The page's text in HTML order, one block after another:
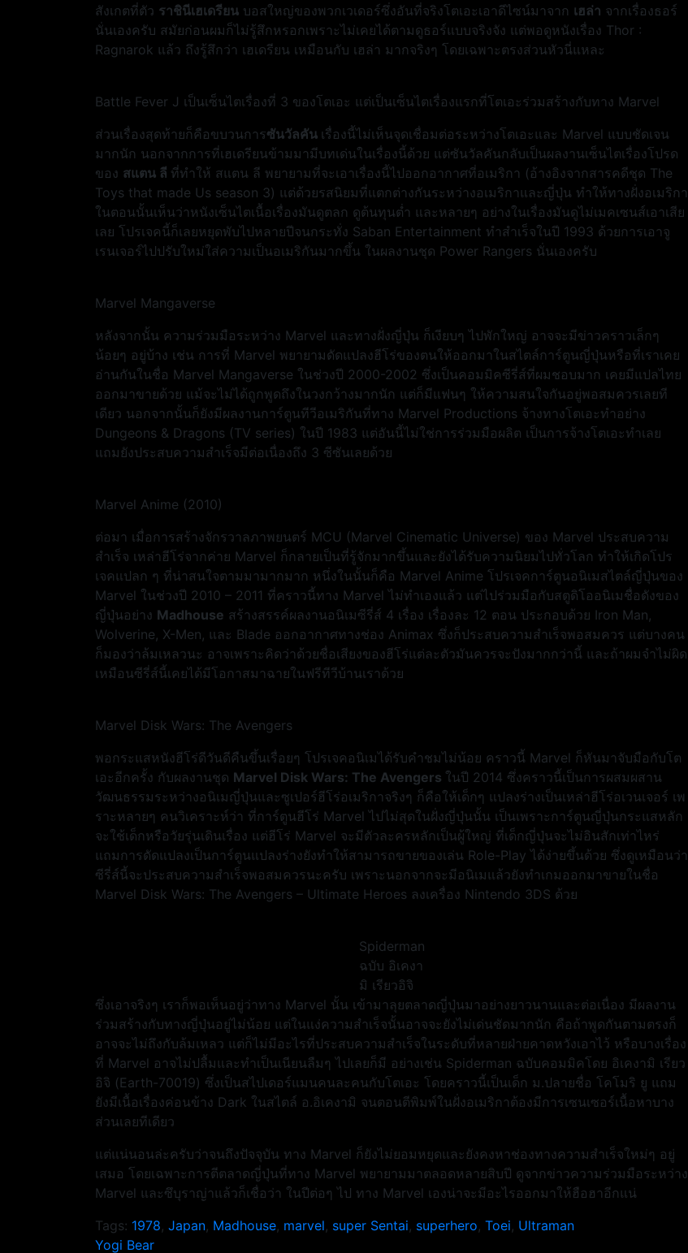
สังเกตที่ตัว ราชินีเฮเดรียน บอสใหญ่ของพวกเวเดอร์ซึ่งอันที่จริงโตเอะเอาดีไซน์มาจาก เฮล่า จากเรื่องธอร์
นั่นเองครับ สมัยก่อนผมก็ไม่รู้สึกหรอกเพราะไม่เคยได้ตามดูธอร์แบบจริงจัง แต่พอดูหนังเรื่อง Thor :
Ragnarok แล้ว ถึงรู้สึกว่า เฮเดรียน เหมือนกับ เฮล่า มากจริงๆ โดยเฉพาะตรงส่วนหัวนี่แหละ
Battle Fever J เป็นเซ็นไตเรื่องที่ 3 ของโตเอะ แต่เป็นเซ็นไตเรื่องแรกที่โตเอะร่วมสร้างกับทาง Marvel
ส่วนเรื่องสุดท้ายก็คือขบวนการซันวัลคัน เรื่องนี้ไม่เห็นจุดเชื่อมต่อระหว่างโตเอะและ Marvel แบบชัดเจน
มากนัก นอกจากการที่เฮเดรียนข้ามมามีบทเด่นในเรื่องนี้ด้วย แต่ซันวัลคันกลับเป็นผลงานเซ็นไตเรื่องโปรด
ของ สแตน ลี ที่ทำให้ สแตน ลี พยายามที่จะเอาเรื่องนี้ไปออกอากาศที่อเมริกา (อ้างอิงจากสารคดีชุด The
Toys that made Us season 3) แต่ด้วยรสนิยมที่แตกต่างกันระหว่างอเมริกาและญี่ปุ่น ทำให้ทางฝั่งอเมริกา
ในตอนนั้นเห็นว่าหนังเซ็นไตเนื้อเรื่องมันดูตลก ดูต้นทุนต่ำ และหลายๆ อย่างในเรื่องมันดูไม่เมคเซนส์เอาเสีย
เลย โปรเจคนี้ก็เลยหยุดพับไปหลายปีจนกระทั่ง Saban Entertainment ทำสำเร็จในปี 1993 ด้วยการเอาจู
เรนเจอร์ไปปรับใหม่ใส่ความเป็นอเมริกันมากขึ้น ในผลงานชุด Power Rangers นั่นเองครับ
Marvel Mangaverse
หลังจากนั้น ความร่วมมือระหว่าง Marvel และทางฝั่งญี่ปุ่น ก็เงียบๆ ไปพักใหญ่ อาจจะมีข่าวคราวเล็กๆ
น้อยๆ อยู่บ้าง เช่น การที่ Marvel พยายามดัดแปลงฮีโร่ของตนให้ออกมาในสไตล์การ์ตูนญี่ปุ่นหรือที่เราเคย
อ่านกันในชื่อ Marvel Mangaverse ในช่วงปี 2000-2002 ซึ่งเป็นคอมมิคซีรี่ส์ที่ผมชอบมาก เคยมีแปลไทย
ออกมาขายด้วย แม้จะไม่ได้ถูกพูดถึงในวงกว้างมากนัก แต่ก็มีแฟนๆ ให้ความสนใจกันอยู่พอสมควรเลยที
เดียว นอกจากนั้นก็ยังมีผลงานการ์ตูนทีวีอเมริกันที่ทาง Marvel Productions จ้างทางโตเอะทำอย่าง
Dungeons & Dragons (TV series) ในปี 1983 แต่อันนี้ไม่ใช่การร่วมมือผลิต เป็นการจ้างโตเอะทำเลย
แถมยังประสบความสำเร็จมีต่อเนื่องถึง 3 ซีซันเลยด้วย
Marvel Anime (2010)
ต่อมา เมื่อการสร้างจักรวาลภาพยนตร์ MCU (Marvel Cinematic Universe) ของ Marvel ประสบความ
สำเร็จ เหล่าฮีโร่จากค่าย Marvel ก็กลายเป็นที่รู้จักมากขึ้นและยังได้รับความนิยมไปทั่วโลก ทำให้เกิดโปร
เจคแปลก ๆ ที่น่าสนใจตามมามากมาก หนึ่งในนั้นก็คือ Marvel Anime โปรเจคการ์ตูนอนิเมสไตล์ญี่ปุ่นของ
Marvel ในช่วงปี 2010 – 2011 ที่คราวนี้ทาง Marvel ไม่ทำเองแล้ว แต่ไปร่วมมือกับสตูดิโออนิเมชื่อดังของ
ญี่ปุ่นอย่าง Madhouse สร้างสรรค์ผลงานอนิเมซีรี่ส์ 4 เรื่อง เรื่องละ 12 ตอน ประกอบด้วย Iron Man,
Wolverine, X-Men, และ Blade ออกอากาศทางช่อง Animax ซึ่งก็ประสบความสำเร็จพอสมควร แต่บางคน
ก็มองว่าล้มเหลวนะ อาจเพราะคิดว่าด้วยชื่อเสียงของฮีโร่แต่ละตัวมันควรจะปังมากกว่านี้ และถ้าผมจำไม่ผิด
เหมือนซีรี่ส์นี้เคยได้มีโอกาสมาฉายในฟรีทีวีบ้านเราด้วย
Marvel Disk Wars: The Avengers
พอกระแสหนังฮีโร่ดีวันดีคืนขึ้นเรื่อยๆ โปรเจคอนิเมได้รับคำชมไม่น้อย คราวนี้ Marvel ก็หันมาจับมือกับโต
เอะอีกครั้ง กับผลงานชุด Marvel Disk Wars: The Avengers ในปี 2014 ซึ่งคราวนี้เป็นการผสมผสาน
วัฒนธรรมระหว่างอนิเมญี่ปุ่นและซูเปอร์ฮีโร่อเมริกาจริงๆ ก็คือให้เด็กๆ แปลงร่างเป็นเหล่าฮีโร่อเวนเจอร์ เพ
ราะหลายๆ คนวิเคราะห์ว่า ที่การ์ตูนฮีโร่ Marvel ไปไม่สุดในฝั่งญี่ปุ่นนั้น เป็นเพราะการ์ตูนญี่ปุ่นกระแสหลัก
จะใช้เด็กหรือวัยรุ่นเดินเรื่อง แต่ฮีโร่ Marvel จะมีตัวละครหลักเป็นผู้ใหญ่ ที่เด็กญี่ปุ่นจะไม่อินสักเท่าไหร่
แถมการดัดแปลงเป็นการ์ตูนแปลงร่างยังทำให้สามารถขายของเล่น Role-Play ได้ง่ายขึ้นด้วย ซึ่งดูเหมือนว่า
ซีรี่ส์นี้จะประสบความสำเร็จพอสมควรนะครับ เพราะนอกจากจะมีอนิเมแล้วยังทำเกมออกมาขายในชื่อ
Marvel Disk Wars: The Avengers – Ultimate Heroes ลงเครื่อง Nintendo 3DS ด้วย
Spiderman
ฉบับ อิเคงา
มิ เรียวอิจิ
ซึ่งเอาจริงๆ เราก็พอเห็นอยู่ว่าทาง Marvel นั้น เข้ามาลุยตลาดญี่ปุ่นมาอย่างยาวนานและต่อเนื่อง มีผลงาน
ร่วมสร้างกับทางญี่ปุ่นอยู่ไม่น้อย แต่ในแง่ความสำเร็จนั้นอาจจะยังไม่เด่นชัดมากนัก คือถ้าพูดกันตามตรงก็
อาจจะไม่ถึงกับล้มเหลว แต่ก็ไม่มีอะไรที่ประสบความสำเร็จในระดับที่หลายฝ่ายคาดหวังเอาไว้ หรือบางเรื่อง
ที่ Marvel อาจไม่ปลื้มและทำเป็นเนียนลืมๆ ไปเลยก็มี อย่างเช่น Spiderman ฉบับคอมมิคโดย อิเคงามิ เรียว
อิจิ (Earth-70019) ซึ่งเป็นสไปเดอร์แมนคนละคนกับโตเอะ โดยคราวนี้เป็นเด็ก ม.ปลายชื่อ โคโมริ ยู แถม
ยังมีเนื้อเรื่องค่อนข้าง Dark ในสไตล์ อ.อิเคงามิ จนตอนตีพิมพ์ในฝั่งอเมริกาต้องมีการเซนเซอร์เนื้อหาบาง
ส่วนเลยทีเดียว
แต่แน่นอนล่ะครับว่าจนถึงปัจจุบัน ทาง Marvel ก็ยังไม่ยอมหยุดและยังคงหาช่องทางความสำเร็จใหม่ๆ อยู่
เสมอ โดยเฉพาะการตีตลาดญี่ปุ่นที่ทาง Marvel พยายามมาตลอดหลายสิบปี ดูจากข่าวความร่วมมือระหว่าง
Marvel และซึบุราญ่าแล้วก็เชื่อว่า ในปีต่อๆ ไป ทาง Marvel เองน่าจะมีอะไรออกมาให้ฮือฮาอีกแน่
Tags: 1978, Japan, Madhouse, marvel, super Sentai, superhero, Toei, Ultraman
Yogi Bear